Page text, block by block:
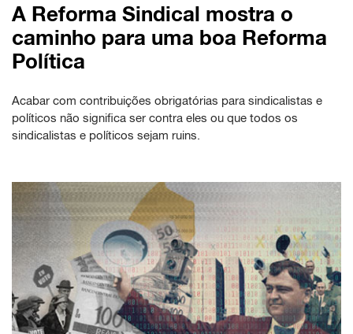
A Reforma Sindical mostra o
caminho para uma boa Reforma
Política
Acabar com contribuições obrigatórias para sindicalistas e
políticos não significa ser contra eles ou que todos os
sindicalistas e políticos sejam ruins.